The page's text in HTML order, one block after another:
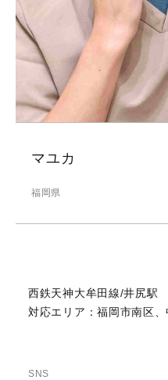
マユカ
福岡県
西鉄天神大牟田線/井尻駅
対応エリア：福岡市南区
SNS